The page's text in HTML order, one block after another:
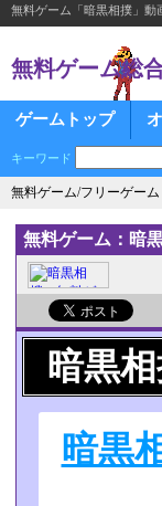
無料ゲーム「暗黒相撲」動
無料ゲーム総
ゲームトップ
キーワード
無料ゲーム/フリーゲーム
無料ゲーム：暗
暗黒
暗黒